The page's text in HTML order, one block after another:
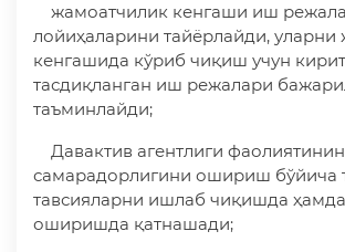
жамоатчилик кенгаши иш
лойиҳаларини тайёрлайди, уларни
кенгашида кўриб чиқиш учун
тасдиқланган иш режалари
таъминлайди;
Давактив агентлиги
самарадорлигини ошириш бўйича
тавсияларни ишлаб чиқишда
оширишда қатнашади;